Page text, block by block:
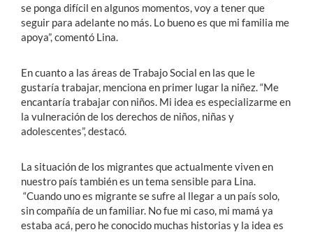
se ponga difícil en algunos momentos, voy a tener que
seguir para adelante no más. Lo bueno es que mi familia me
apoya”, comentó Lina.
En cuanto a las áreas de Trabajo Social en las que le
gustaría trabajar, menciona en primer lugar la niñez. “Me
encantaría trabajar con niños. Mi idea es especializarme en
la vulneración de los derechos de niños, niñas y
adolescentes”, destacó.
La situación de los migrantes que actualmente viven en
nuestro país también es un tema sensible para Lina.
“Cuando uno es migrante se sufre al llegar a un país solo,
sin compañía de un familiar. No fue mi caso, mi mamá ya
estaba acá, pero he conocido muchas historias y la idea es